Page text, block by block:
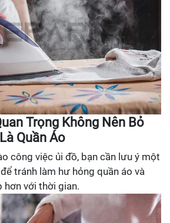
Trọng Không Nên Bỏ
Quần Áo
công việc ủi đồ, bạn cần lưu ý một
tránh làm hư hỏng quần áo và
hơn với thời gian.